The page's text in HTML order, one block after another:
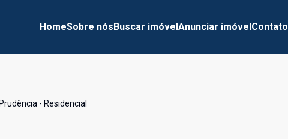
HomeSobre nósBuscar imóvelAnunciar imóvelContato
- Residencial